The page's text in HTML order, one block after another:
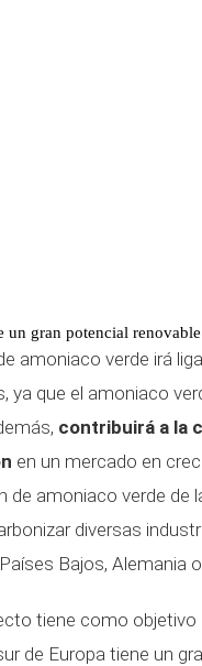
un gran potencial renovable
amoniaco verde irá
ya que el amoniaco
contribuirá a la
en un mercado en
de amoniaco verde de
diversas
Bajos, Alemania
tiene como objetivo
de Europa tiene un